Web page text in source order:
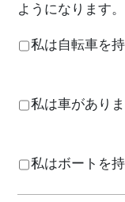
ようになります。
私は自転車を
私は車があり
私はボートを